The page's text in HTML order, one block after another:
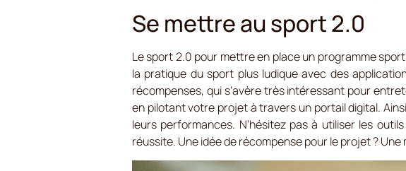
Se mettre au sport 2.0
Le sport 2.0 pour mettre en place un programme
la pratique du sport plus ludique avec des
récompenses, qui s’avère très intéressant pour
en pilotant votre projet à travers un portail digital.
leurs performances. N’hésitez pas à utiliser les
réussite. Une idée de récompense pour le projet ?